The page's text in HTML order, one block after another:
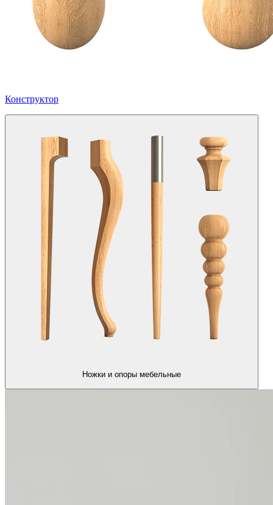
Конструктор
Ножки и опоры мебельные